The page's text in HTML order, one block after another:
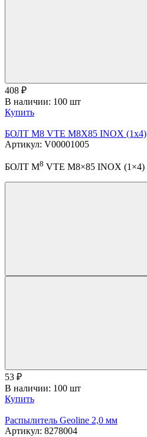
408 ₽
В наличии: 100 шт
Купить
БОЛТ М8 VTE M8X85 INOX (1х4)
Артикул: V00001005
БОЛТ М8 VTE M8×85 INOX (1×4)
53 ₽
В наличии: 100 шт
Купить
Распылитель Geoline 2,0 мм
Артикул: 8278004